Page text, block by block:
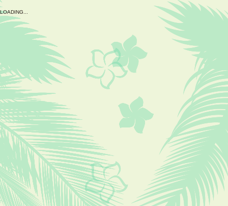
LOADING